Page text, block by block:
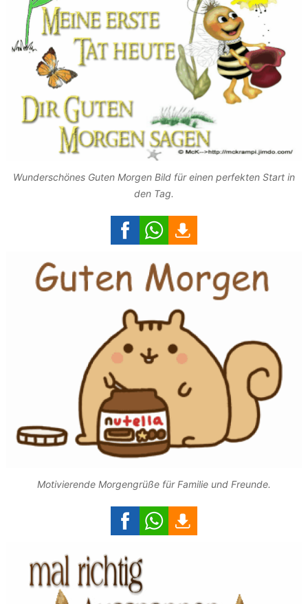
Wunderschönes Guten Morgen Bild für einen perfekten Start in
den Tag.
Motivierende Morgengrüße für Familie und Freunde.